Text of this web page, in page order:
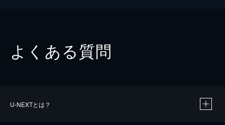
よくある質問
U-NEXTとは？